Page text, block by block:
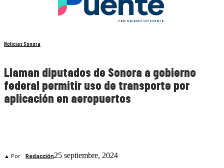
Noticias Sonora
Llaman diputados de Sonora a gobierno
federal permitir uso de transporte por
aplicación en aeropuertos
▲ Por Redacción25 septiembre, 2024